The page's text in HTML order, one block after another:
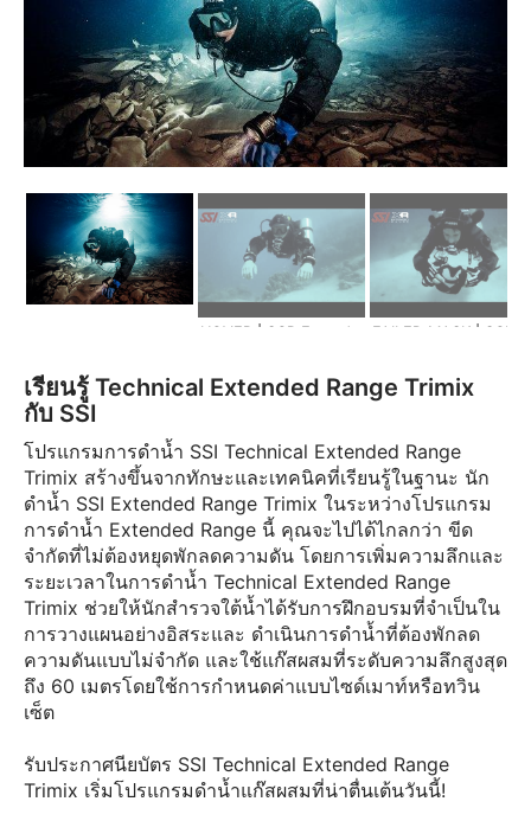
เรียนรู้ Technical Extended Range Trimix
กับ SSI
โปรแกรมการดำน้ำ SSI Technical Extended Range
Trimix สร้างขึ้นจากทักษะและเทคนิคที่เรียนรู้ในฐานะ นัก
ดำน้ำ SSI Extended Range Trimix ในระหว่างโปรแกรม
การดำน้ำ Extended Range นี้ คุณจะไปได้ไกลกว่า ขีด
จำกัดที่ไม่ต้องหยุดพักลดความดัน โดยการเพิ่มความลึกและ
ระยะเวลาในการดำน้ำ Technical Extended Range
Trimix ช่วยให้นักสำรวจใต้น้ำได้รับการฝึกอบรมที่จำเป็นใน
การวางแผนอย่างอิสระและ ดำเนินการดำน้ำที่ต้องพักลด
ความดันแบบไม่จำกัด และใช้แก๊สผสมที่ระดับความลึกสูงสุด
ถึง 60 เมตรโดยใช้การกำหนดค่าแบบไซด์เมาท์หรือทวิน
เซ็ต
รับประกาศนียบัตร SSI Technical Extended Range
Trimix เริ่มโปรแกรมดำน้ำแก๊สผสมที่น่าตื่นเต้นวันนี้!